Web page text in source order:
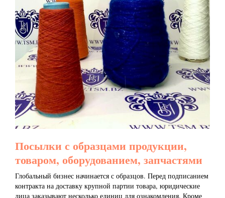
Посылки с образцами продукции,
товаром, оборудованием, запчастями
Глобальный бизнес начинается с образцов. Перед подписанием
контракта на доставку крупной партии товара, юридические
лица заказывают несколько единиц для ознакомления. Кроме